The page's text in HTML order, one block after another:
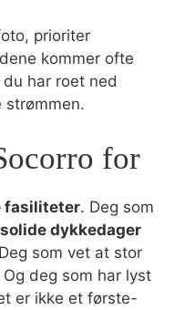
prioriter
kommer ofte
har roet ned
strømmen.
for
fasiliteter. Deg som
dykkedager
som vet at stor
Og deg som har lyst
er ikke et første-